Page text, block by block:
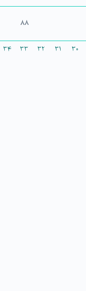
۸۸
۳۰ ۳۱ ۳۲ ۳۳ ۳۴